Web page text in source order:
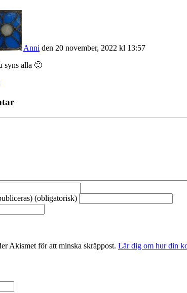
Anni den 20 november, 2022 kl 13:57
syns alla 🙂
(obligatorisk)
Akismet för att minska skräppost. Lär dig om hur din